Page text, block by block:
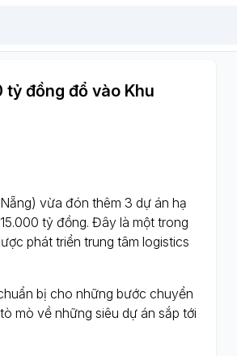
đồng đổ vào Khu
vừa đón thêm 3 dự án hạ
tỷ đồng. Đây là một trong
phát triển trung tâm logistics
bị cho những bước chuyển
mò về những siêu dự án sắp tới